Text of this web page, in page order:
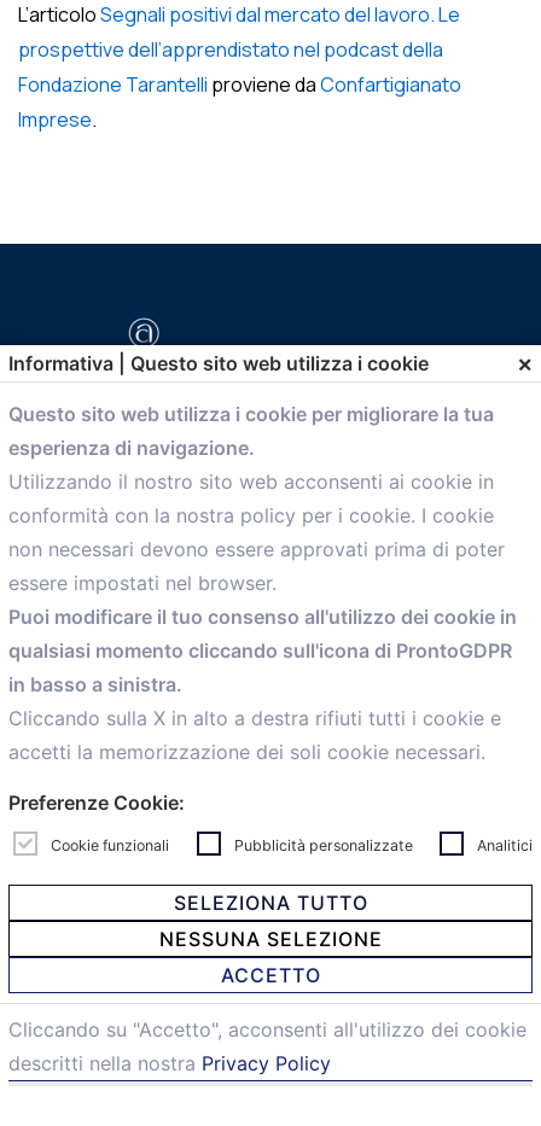
L’articoloSegnali positivi dal mercato del lavoro. Le
prospettive dell’apprendistato nel podcast della
Fondazione Tarantelli proviene daConfartigianato
Imprese.
comunicazione@confartigianato.bo.it
Menù
Home
Servizi
Convenzioni
Voce delle Nostre aziende
Informazioni Ex L. 124/2017
News
personalCaf
© 2021 Confartigianato Imprese Mandamento Bologna -
Via Papini, 18 - 40128 Bologna - Italy
Privacy e Cookie
Informativa | Questo sito web utilizza i cookie ×
Questo sito web utilizza i cookie per migliorare la tua
esperienza di navigazione.
Utilizzando il nostro sito web acconsenti ai cookie in
conformità con la nostra policy per i cookie. I cookie
non necessari devono essere approvati prima di poter
essere impostati nel browser.
Puoi modificare il tuo consenso all'utilizzo dei cookie in
qualsiasi momento cliccando sull'icona di ProntoGDPR
in basso a sinistra.
Cliccando sulla X in alto a destra rifiuti tutti i cookie e
accetti la memorizzazione dei soli cookie necessari.
Preferenze Cookie:
Cookie funzionali Pubblicità personalizzate Analitici
SELEZIONA TUTTO
NESSUNA SELEZIONE
ACCETTO
Cliccando su "Accetto", acconsenti all'utilizzo dei cookie
descritti nella nostra Privacy Policy